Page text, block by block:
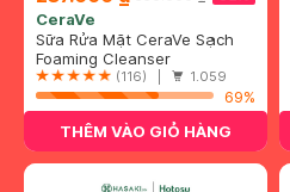
CeraVe
Sữa Rửa Mặt CeraVe Sạch
Sâu Cho Da Thường Đến Da
Dầu 236ml
Foaming Cleanser
(116) | 1.059
69%
THÊM VÀO GIỎ HÀNG